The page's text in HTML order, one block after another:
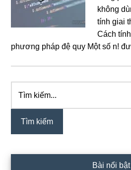
không
tính giai
Cách
phương pháp đệ quy Một số n!
Sidebar
chính
kiếm...
Bài nổi bật